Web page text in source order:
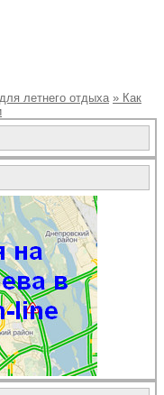
летнего отдыха » Как